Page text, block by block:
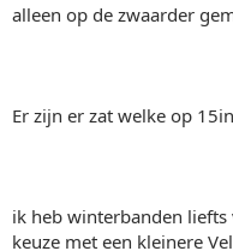
alleen op de zwaarder
Er zijn er zat welke op
ik heb winterbanden
keuze met een kleinere